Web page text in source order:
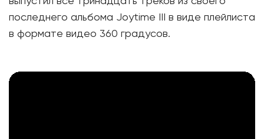
последнего альбома Joytime III в виде плейлиста
в формате видео 360 градусов.